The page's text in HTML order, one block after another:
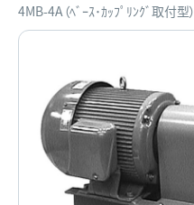
4MB-4A（ﾍﾞｰｽ･ｶｯﾌﾟﾘﾝｸﾞ取付型）